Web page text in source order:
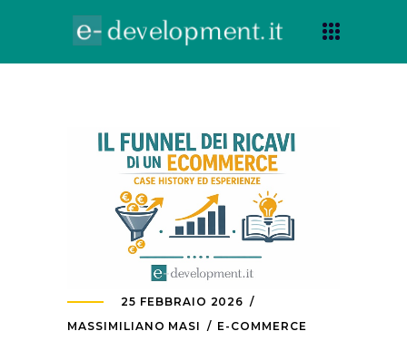
25 FEBBRAIO 2026
MASSIMILIANO MASI
E-COMMERCE